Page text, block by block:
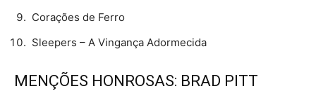
Corações de Ferro
Sleepers – A Vingança Adormecida
MENÇÕES HONROSAS: BRAD PITT